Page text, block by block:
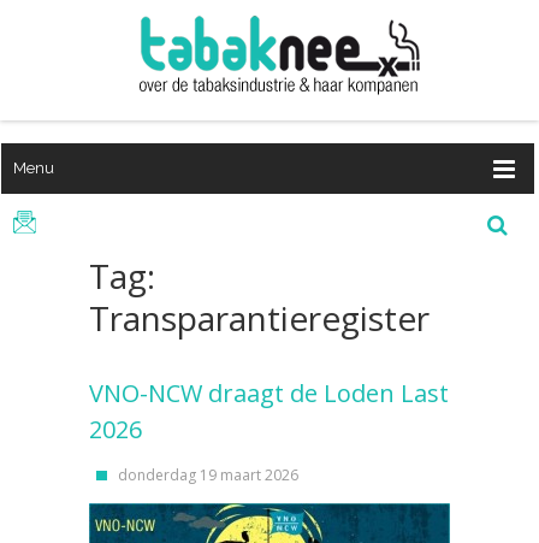
Menu
Tag:
Transparantieregister
VNO-NCW draagt de Loden Last
2026
donderdag 19 maart 2026